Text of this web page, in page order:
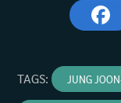
TAGS: JUNG